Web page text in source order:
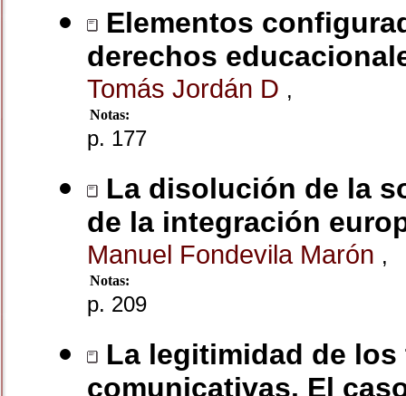
Elementos
derechos
Tomás Jordán D ,
Notas:
p. 177
La disolución de la
de la integración
Manuel Fondevila Marón ,
Notas:
p. 209
La legitimidad de
comunicativas. El